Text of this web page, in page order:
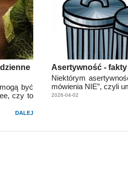
być
czy to
DALEJ
Asertywność -
Niektórym
mówienia NIE”, czyli
2026-04-02